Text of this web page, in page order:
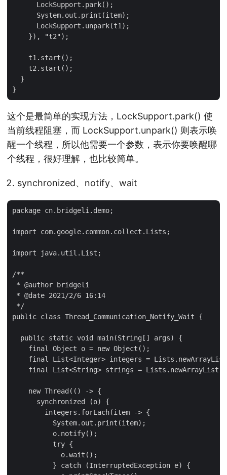
      LockSupport.park();
      System.out.print(item);
      LockSupport.unpark(t1);
    }), "t2");
    t1.start();
    t2.start();
  }
这个是最简单的实现方法，LockSupport.park() 使
当前线程阻塞，而 LockSupport.unpark() 则表示唤
醒一个线程，所以他需要一个参数，表示你要唤醒哪
个线程，很好理解，也比较简单。
synchronized、notify、wait
package cn.bridgeli.demo;
import com.google.common.collect.Lists;
import java.util.List;
/**
* @author bridgeli
* @date 2021/2/6 16:14
*/
public class Thread_Communication_Notify_Wait {
  public static void main(String[] args) {
    final Object o = new Object();
final List<Integer> integers =
final List<String> strings =
    new Thread(() -> {
      synchronized (o) {
        integers.forEach(item -> {
          System.out.print(item);
          o.notify();
          try {
            o.wait();
          } catch (InterruptedException e) {